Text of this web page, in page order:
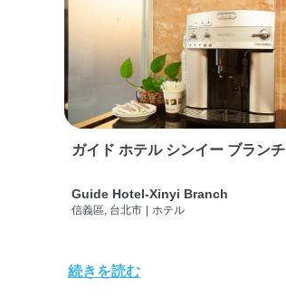
ガイド ホテル シンイー ブランチ
Guide Hotel-Xinyi Branch
信義區, 台北市 | ホテル
続きを読む